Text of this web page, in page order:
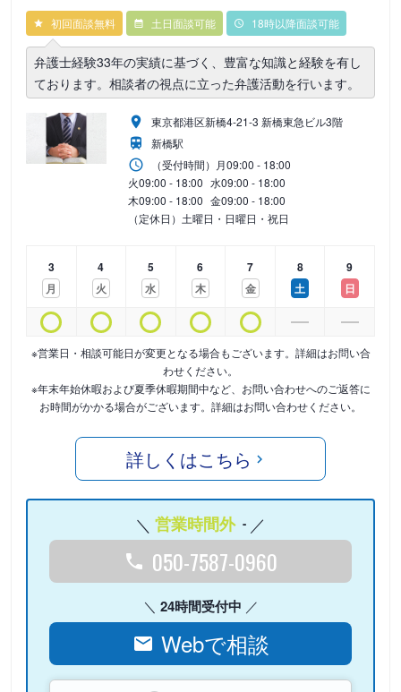
初回面談無料 土日面談可能 18時以降面談可能
弁護士経験33年の実績に基づく、豊富な知識と経験を有し
ております。相談者の視点に立った弁護活動を行います。
東京都港区新橋4-21-3 新橋東急ビル3階
新橋駅
（受付時間） 月09:00 - 18:00
火09:00 - 18:00 水09:00 - 18:00
木09:00 - 18:00 金09:00 - 18:00
（定休日）土曜日・日曜日・祝日
3
月
4
火
5
水
6
木
7
金
8
土
9
日
※営業日・相談可能日が変更となる場合もございます。詳細はお問い合
わせください。
※年末年始休暇および夏季休暇期間中など、お問い合わせへのご返答に
お時間がかかる場合がございます。詳細はお問い合わせください。
詳しくはこちら
営業時間外 -
050-7587-0960
24時間受付中
Webで相談